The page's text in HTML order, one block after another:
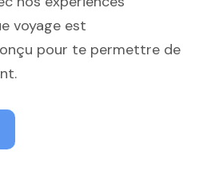
voyage est
pour te permettre de